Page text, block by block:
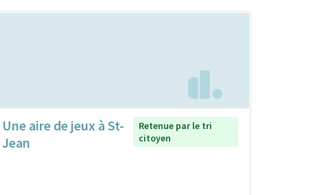
Une aire de jeux à St-
Jean
Retenue par le tri
citoyen